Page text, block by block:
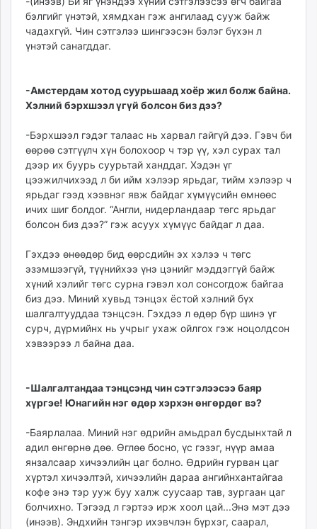
бэлгийг үнэтэй, хямдхан гэж ангилаад сууж байж
чадахгүй. Чин сэтгэлээ шингээсэн бэлэг бүхэн л
үнэтэй санагддаг.
-Амстердам хотод суурьшаад хоёр жил болж байна.
Хэлний бэрхшээл үгүй болсон биз дээ?
-Бэрхшээл гэдэг талаас нь харвал гайгүй дээ. Гэвч би
өөрөө сэтгүүлч хүн болохоор ч тэр үү, хэл сурах тал
дээр их буурь суурьтай ханддаг. Хэдэн үг
цээжилчихээд л би ийм хэлээр ярьдаг, тийм хэлээр ч
ярьдаг гээд хээвнэг явж байдаг хүмүүсийн өмнөөс
ичих шиг болдог. “Англи, нидерландаар төгс ярьдаг
болсон биз дээ?” гэж асуух хүмүүс байдаг л даа.
Гэхдээ өнөөдөр бид өөрсдийн эх хэлээ ч төгс
эзэмшээгүй, түүнийхээ үнэ цэнийг мэддэггүй байж
хүний хэлийг төгс сурна гэвэл хол сонсогдож байгаа
биз дээ. Миний хувьд тэнцэх ёстой хэлний бүх
шалгалтууддаа тэнцсэн. Гэхдээ л өдөр бүр шинэ үг
сурч, дүрмийнх нь учрыг ухаж ойлгох гэж ноцолдсон
хэвээрээ л байна даа.
-Шалгалтандаа тэнцсэнд чин сэтгэлээсээ баяр
хүргэе! Юнагийн нэг өдөр хэрхэн өнгөрдөг вэ?
-Баярлалаа. Миний нэг өдрийн амьдрал бусдынхтай л
адил өнгөрнө дөө. Өглөө босно, үс гэзэг, нүүр амаа
янзалсаар хичээлийн цаг болно. Өдрийн гурван цаг
хүртэл хичээлтэй, хичээлийн дараа ангийнхантайгаа
кофе энэ тэр ууж буу халж суусаар тав, зургаан цаг
болчихно. Тэгээд л гэртээ ирж хоол цай...Энэ мэт дээ
(инээв). Эндхийн тэнгэр ихэвчлэн бүрхэг, саарал,